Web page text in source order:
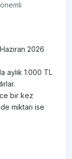
2026
aylık 1.000 TL
bir kez
miktarı ise